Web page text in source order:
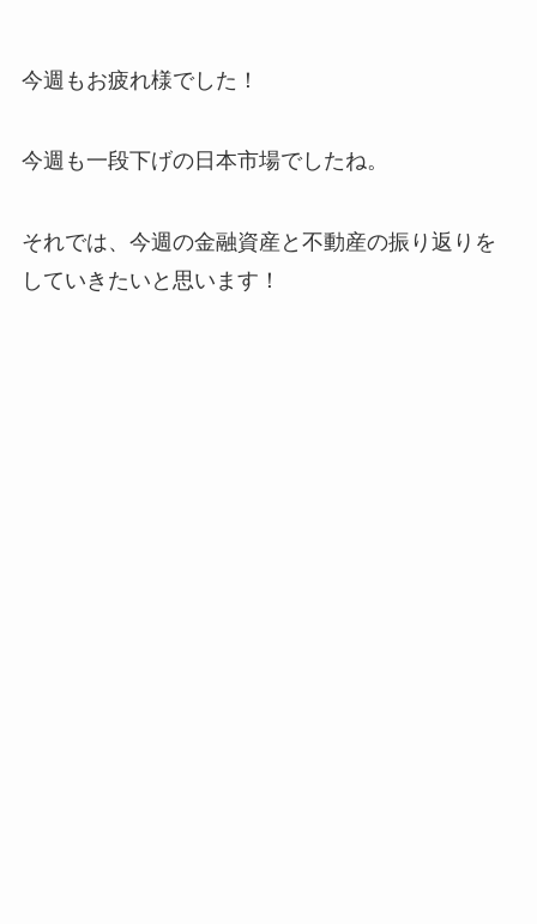
今週もお疲れ様でした！
今週も一段下げの日本市場でしたね。
それでは、今週の金融資産と不動産の振り返りを
していきたいと思います！